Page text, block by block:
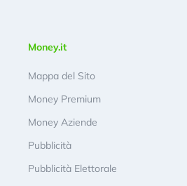
Money.it
Mappa del Sito
Money Premium
Money Aziende
Pubblicità
Pubblicità Elettorale